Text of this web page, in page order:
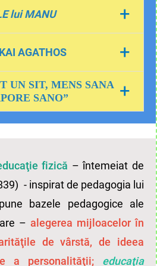
(mileniul IV î. Hr.) –
fizice în
religioase şi sociale
lui MANU +
conform cărora
din India, mileniul II î.
alte activităţi, exerciţii
AGATHOS +
- în Grecia antică – întâlnim
Hipocrate etc. au evidenţiat
în educarea personalității.
UN SIT, MENS SANA
SANO”
+
sănătoasă într-un corp
fizică – întemeiat de
- inspirat de pedagogia lui
bazele pedagogice ale
– alegerea mijloacelor în
de vârstă, de ideea
a personalităţii;
educaţia